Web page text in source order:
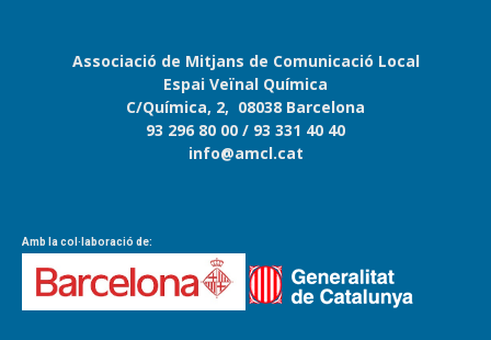
Associació de Mitjans de Comunicació Local
Espai Veïnal Química
C/Química, 2, 08038 Barcelona
93 296 80 00 / 93 331 40 40
info@amcl.cat
Amb la col·laboració de: